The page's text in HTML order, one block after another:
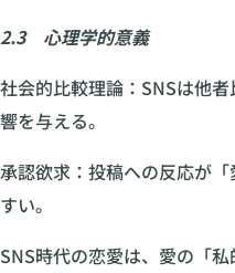
2.3 心理学的意義
社会的比較理論：SNSは他
響を与える。
承認欲求：投稿への反応が
すい。
SNS時代の恋愛は、愛の「